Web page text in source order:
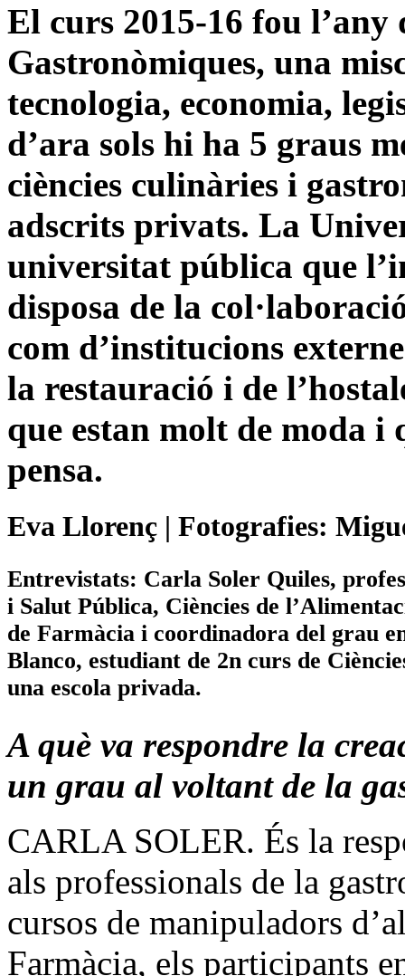
El curs 2015-16 fou l’any
Gastronòmiques, una
tecnologia, economia,
d’ara sols hi ha 5 graus
ciències culinàries i
adscrits privats. La
universitat pública que
disposa de la
com d’institucions
la restauració i de
que estan molt de moda i
pensa.
Eva Llorenç | Fotografies:
Entrevistats: Carla Soler Quiles,
i Salut Pública, Ciències de
de Farmàcia i coordinadora del grau
Blanco, estudiant de 2n curs de
una escola privada.
A què va respondre la
un grau al voltant de la
CARLA SOLER. És la
als professionals de la
cursos de manipuladors
Farmàcia, els participants